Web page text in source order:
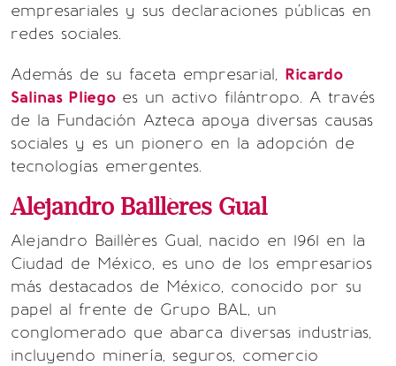
empresariales y sus declaraciones públicas en
redes sociales.
Además de su faceta empresarial, Ricardo
Salinas Pliego es un activo filántropo. A través
de la Fundación Azteca apoya diversas causas
sociales y es un pionero en la adopción de
tecnologías emergentes.
Alejandro Baillères Gual
Alejandro Baillères Gual, nacido en 1961 en la
Ciudad de México, es uno de los empresarios
más destacados de México, conocido por su
papel al frente de Grupo BAL, un
conglomerado que abarca diversas industrias,
incluyendo minería, seguros, comercio